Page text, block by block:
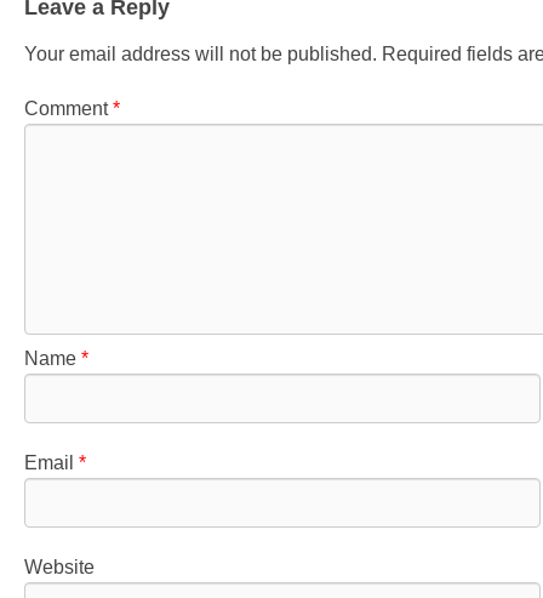
Leave a Reply
Your email address will not be published. Required fields
Comment*
Name *
Email *
Website